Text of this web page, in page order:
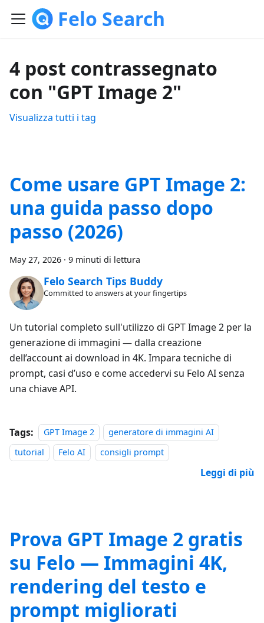
Felo Search
4 post contrassegnato
con "GPT Image 2"
Visualizza tutti i tag
Come usare GPT Image 2:
una guida passo dopo
passo (2026)
May 27, 2026 · 9 minuti di lettura
Felo Search Tips Buddy
Committed to answers at your fingertips
Un tutorial completo sull'utilizzo di GPT Image 2 per la
generazione di immagini — dalla creazione
dell’account ai download in 4K. Impara tecniche di
prompt, casi d’uso e come accedervi su Felo AI senza
una chiave API.
Tags: GPT Image 2
generatore di immagini AI
tutorial
Felo AI consigli prompt
Leggi di più
Prova GPT Image 2 gratis
su Felo — Immagini 4K,
rendering del testo e
prompt migliorati